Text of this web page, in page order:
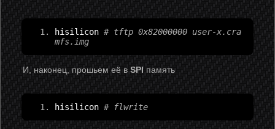
hisilicon # tftp 0x82000000 user-x.cra
mfs.img
И, наконец, прошьем её в SPI память
hisilicon # flwrite